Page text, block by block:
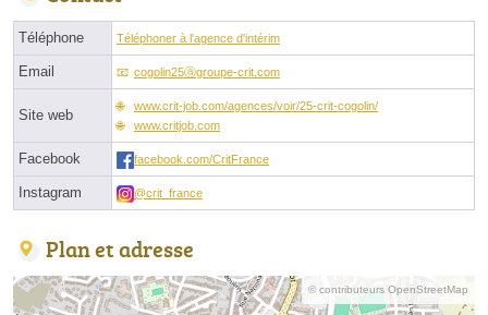
Téléphone Téléphoner à l'agence d'intérim
Email cogolin25ⓐgroupe-crit.com
Site web
www.crit-job.com/agences/voir/25-crit-cogolin/
www.critjob.com
Facebook facebook.com/CritFrance
Instagram @crit_france
Plan et adresse
© contributeurs OpenStreetMap